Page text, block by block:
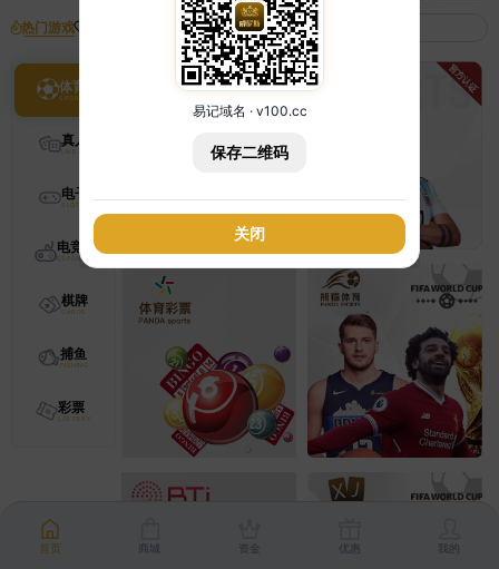
热门游戏
体育
真人
电子
电竞
棋牌
捕鱼
彩票
首页 商城 资金 优惠 我的
易记域名 · v100.cc
保存二维码
关闭